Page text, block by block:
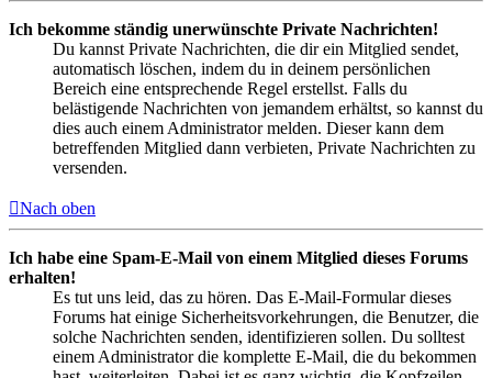
Ich bekomme ständig unerwünschte Private Nachrichten!
Du kannst Private Nachrichten, die dir ein Mitglied sendet,
automatisch löschen, indem du in deinem persönlichen
Bereich eine entsprechende Regel erstellst. Falls du
belästigende Nachrichten von jemandem erhältst, so kannst du
dies auch einem Administrator melden. Dieser kann dem
betreffenden Mitglied dann verbieten, Private Nachrichten zu
versenden.
Nach oben
Ich habe eine Spam-E-Mail von einem Mitglied dieses Forums
erhalten!
Es tut uns leid, das zu hören. Das E-Mail-Formular dieses
Forums hat einige Sicherheitsvorkehrungen, die Benutzer, die
solche Nachrichten senden, identifizieren sollen. Du solltest
einem Administrator die komplette E-Mail, die du bekommen